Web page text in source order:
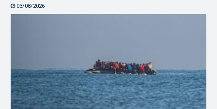
03/08/2026